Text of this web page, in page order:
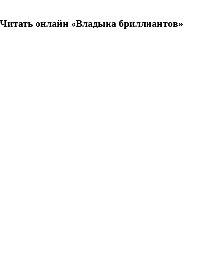
Читать онлайн «Владыка бриллиантов»